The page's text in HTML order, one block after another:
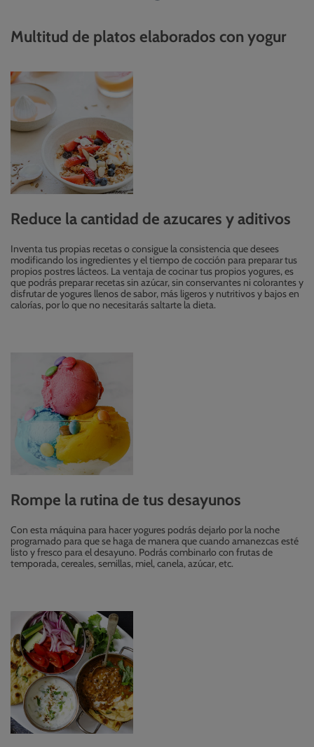
Multitud de platos elaborados con yogur
Reduce la cantidad de azucares y aditivos
Inventa tus propias recetas o consigue la consistencia que desees
modificando los ingredientes y el tiempo de cocción para preparar tus
propios postres lácteos. La ventaja de cocinar tus propios yogures, es
que podrás preparar recetas sin azúcar, sin conservantes ni colorantes y
disfrutar de yogures llenos de sabor, más ligeros y nutritivos y bajos en
calorías, por lo que no necesitarás saltarte la dieta.
Rompe la rutina de tus desayunos
Con esta máquina para hacer yogures podrás dejarlo por la noche
programado para que se haga de manera que cuando amanezcas esté
listo y fresco para el desayuno. Podrás combinarlo con frutas de
temporada, cereales, semillas, miel, canela, azúcar, etc.